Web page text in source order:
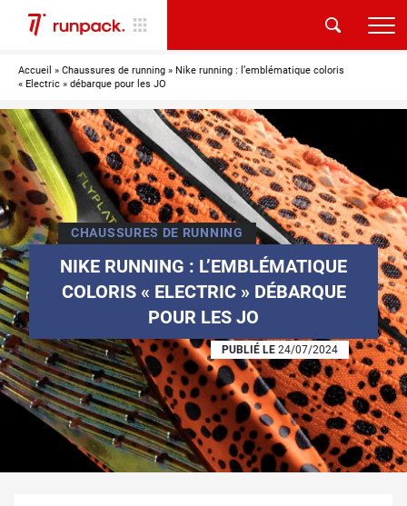
Accueil » Chaussures de running » Nike running : l’emblématique coloris
« Electric » débarque pour les JO
CHAUSSURES DE RUNNING
NIKE RUNNING : L’EMBLÉMATIQUE
COLORIS « ELECTRIC » DÉBARQUE
POUR LES JO
PUBLIÉ LE 24/07/2024